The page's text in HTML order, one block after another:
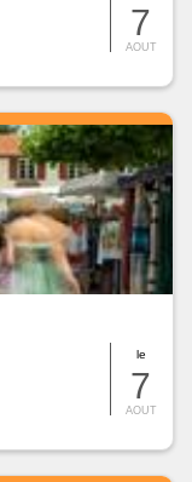
7
AOUT
le
7
AOUT